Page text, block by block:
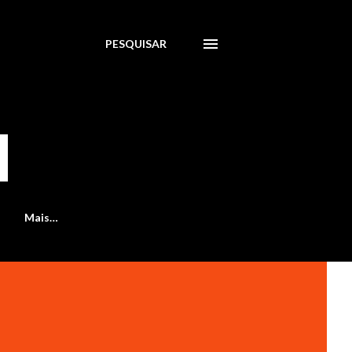
PESQUISAR
Mais…